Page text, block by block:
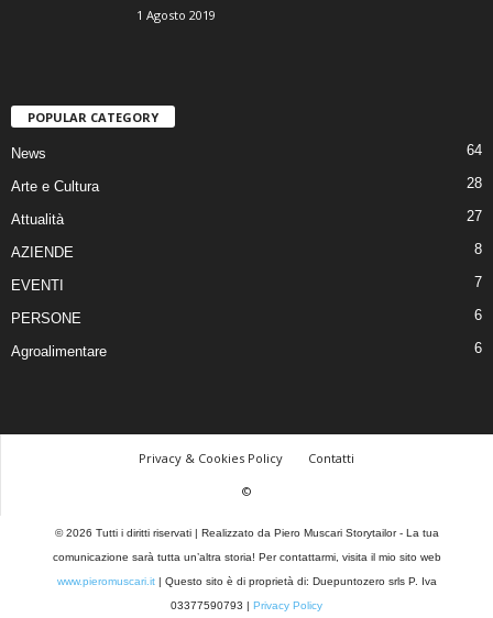
1 Agosto 2019
POPULAR CATEGORY
News 64
Arte e Cultura 28
Attualità 27
AZIENDE 8
EVENTI 7
PERSONE 6
Agroalimentare 6
Privacy & Cookies Policy
Contatti
©
© 2026 Tutti i diritti riservati | Realizzato da Piero Muscari Storytailor - La tua
comunicazione sarà tutta un’altra storia! Per contattarmi, visita il mio sito web
www.pieromuscari.it| Questo sito è di proprietà di: Duepuntozero srls P. Iva
03377590793 | Privacy Policy